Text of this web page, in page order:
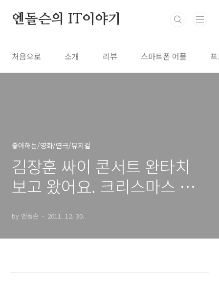
엔돌슨의 IT이야기
처음으로 소개 리뷰 스마트폰 어플
좋아하는/영화/연극/뮤지컬
김장훈 싸이 콘서트 완타치
보고 왔어요. 크리스마스 콘
by 엔돌슨 2011. 12. 30.